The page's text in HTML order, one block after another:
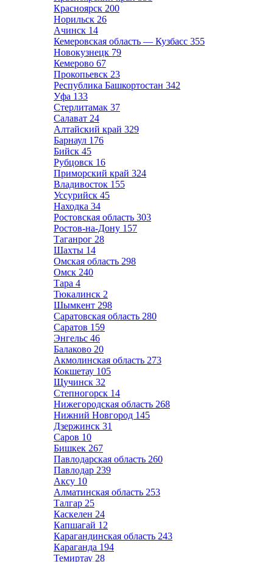
Красноярск 200
Норильск 26
Ачинск 14
Кемеровская область — Кузбасс 355
Новокузнецк 79
Кемерово 67
Прокопьевск 23
Республика Башкортостан 342
Уфа 133
Стерлитамак 37
Салават 24
Алтайский край 329
Барнаул 176
Бийск 45
Рубцовск 16
Приморский край 324
Владивосток 155
Уссурийск 45
Находка 34
Ростовская область 303
Ростов-на-Дону 157
Таганрог 28
Шахты 14
Омская область 298
Омск 240
Тара 4
Тюкалинск 2
Шымкент 298
Саратовская область 280
Саратов 159
Энгельс 46
Балаково 20
Акмолинская область 273
Кокшетау 105
Щучинск 32
Степногорск 14
Нижегородская область 268
Нижний Новгород 145
Дзержинск 31
Саров 10
Бишкек 267
Павлодарская область 260
Павлодар 239
Аксу 10
Алматинская область 253
Талгар 25
Каскелен 24
Капшагай 12
Карагандинская область 243
Караганда 194
Темиртау 28